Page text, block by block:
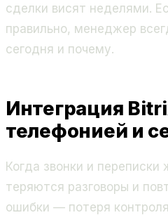
сделки висят неделями.
правильно, менеджер
сегодня и почему.
Интеграция
телефонией и
Когда звонки и переписки
теряются разговоры и
ошибки — потеря